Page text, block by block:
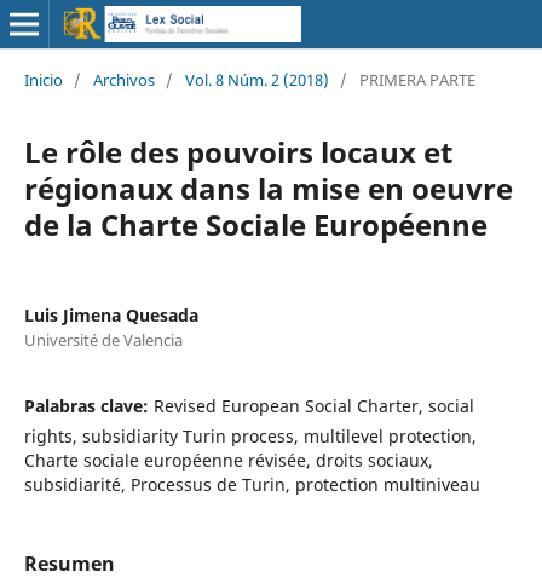
Inicio / Archivos / Vol. 8 Núm. 2 (2018) / PRIMERA PARTE
Le rôle des pouvoirs locaux et
régionaux dans la mise en oeuvre
de la Charte Sociale Européenne
Luis Jimena Quesada
Université de Valencia
Palabras clave: Revised European Social Charter, social
rights, subsidiarity Turin process, multilevel protection,
Charte sociale européenne révisée, droits sociaux,
subsidiarité, Processus de Turin, protection multiniveau
Resumen